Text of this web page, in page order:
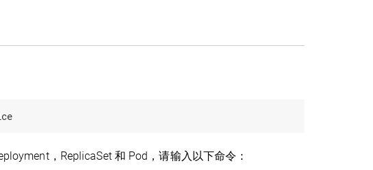
，ReplicaSet 和 Pod，请输入以下命令：